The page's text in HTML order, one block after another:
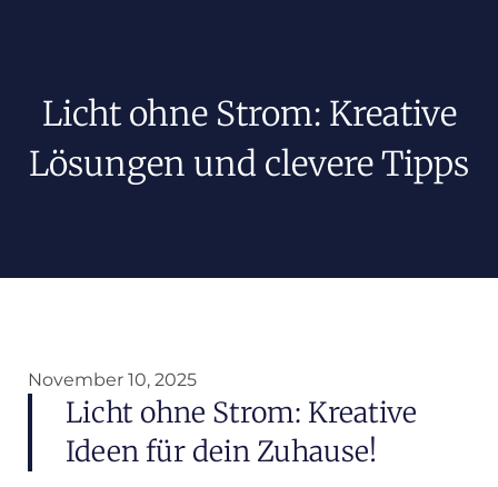
Licht ohne Strom: Kreative
Lösungen und clevere Tipps
November 10, 2025
Licht ohne Strom: Kreative
Ideen für dein Zuhause!